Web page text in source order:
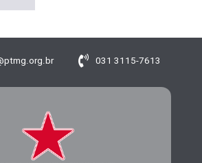
031 3115-7613